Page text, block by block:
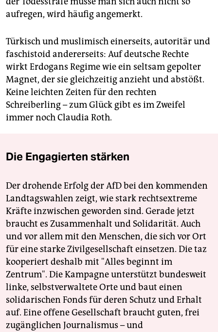
aufregen, wird häufig angemerkt.
Türkisch und muslimisch einerseits, autoritär und
faschistoid andererseits: Auf deutsche Rechte
wirkt Erdogans Regime wie ein seltsam gepolter
Magnet, der sie gleichzeitig anzieht und abstößt.
Keine leichten Zeiten für den rechten
Schreiberling – zum Glück gibt es im Zweifel
immer noch Claudia Roth.
Die Engagierten stärken
Der drohende Erfolg der AfD bei den kommenden
Landtagswahlen zeigt, wie stark rechtsextreme
Kräfte inzwischen geworden sind. Gerade jetzt
braucht es Zusammenhalt und Solidarität. Auch
und vor allem mit den Menschen, die sich vor Ort
für eine starke Zivilgesellschaft einsetzen. Die taz
kooperiert deshalb mit "Alles beginnt im
Zentrum". Die Kampagne unterstützt bundesweit
linke, selbstverwaltete Orte und baut einen
solidarischen Fonds für deren Schutz und Erhalt
auf. Eine offene Gesellschaft braucht guten, frei
zugänglichen Journalismus – und